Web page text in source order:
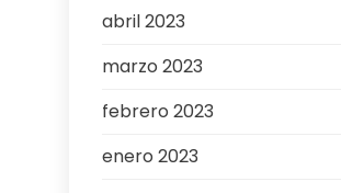
abril 2023
marzo 2023
febrero 2023
enero 2023